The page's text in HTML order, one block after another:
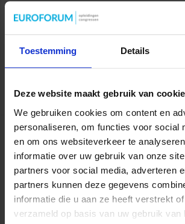
Toestemming Details
Deze website maakt gebruik van
We gebruiken cookies om content en
personaliseren, om functies voor social
en om ons websiteverkeer te
informatie over uw gebruik van onze
partners voor social media, adverteren
partners kunnen deze gegevens
informatie die u aan ze heeft verstrekt
verzameld op basis van uw gebruik van
functie als assistant. Hoe ga jij om met
met beide handen aan of wil je er juist niets
verandering leuk voor jezelf en anderen, dan
op succes. Laat …
Lees verder »
Proefles: samenwerken met
persoonlijkheden
juli 11, 2017 1